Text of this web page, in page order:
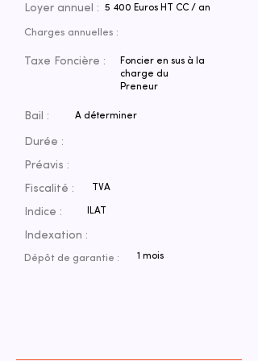
Loyer annuel : 5 400 Euros HT CC / an
Charges annuelles :
Taxe Foncière :
Foncier en sus à la
charge du
Preneur
Bail : A déterminer
Durée :
Préavis :
Fiscalité :
TVA
Indice : ILAT
Indexation :
Dépôt de garantie : 1 mois